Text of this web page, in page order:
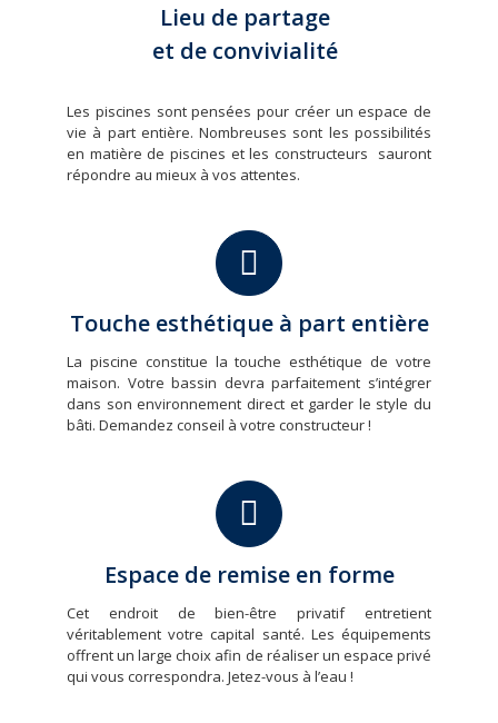
Lieu de partage
et de convivialité
Les piscines sont pensées pour créer un espace de
vie à part entière. Nombreuses sont les possibilités
en matière de piscines et les constructeurs sauront
répondre au mieux à vos attentes.
Touche esthétique à part entière
La piscine constitue la touche esthétique de votre
maison. Votre bassin devra parfaitement s’intégrer
dans son environnement direct et garder le style du
bâti. Demandez conseil à votre constructeur !
Espace de remise en forme
Cet endroit de bien-être privatif entretient
véritablement votre capital santé. Les équipements
offrent un large choix afin de réaliser un espace privé
qui vous correspondra. Jetez-vous à l’eau !